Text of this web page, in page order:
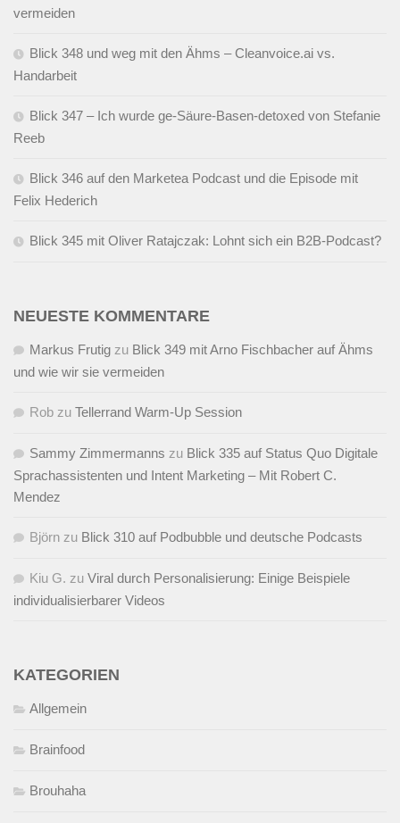
vermeiden
Blick 348 und weg mit den Ähms – Cleanvoice.ai vs.
Handarbeit
Blick 347 – Ich wurde ge-Säure-Basen-detoxed von Stefanie
Reeb
Blick 346 auf den Marketea Podcast und die Episode mit
Felix Hederich
Blick 345 mit Oliver Ratajczak: Lohnt sich ein B2B-Podcast?
NEUESTE KOMMENTARE
Markus Frutig zu Blick 349 mit Arno Fischbacher auf Ähms
und wie wir sie vermeiden
Rob zu Tellerrand Warm-Up Session
Sammy Zimmermanns zu Blick 335 auf Status Quo Digitale
Sprachassistenten und Intent Marketing – Mit Robert C.
Mendez
Björn zu Blick 310 auf Podbubble und deutsche Podcasts
Kiu G. zu Viral durch Personalisierung: Einige Beispiele
individualisierbarer Videos
KATEGORIEN
Allgemein
Brainfood
Brouhaha